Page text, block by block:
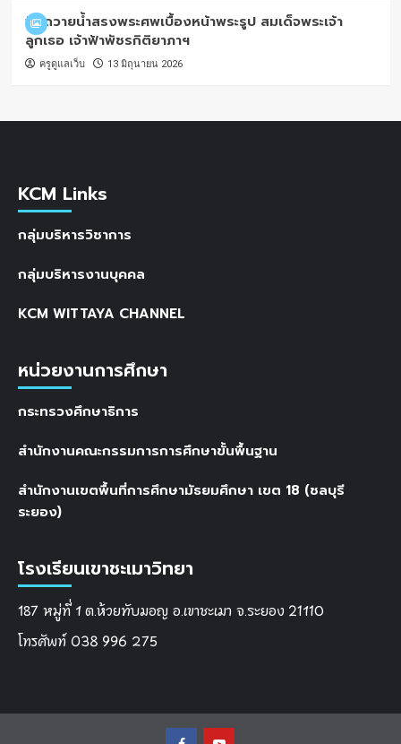
พิธีถวายน้ำสรงพระศพเบื้องหน้าพระรูป สมเด็จพระเจ้า
ลูกเธอ เจ้าฟ้าพัชรกิติยาภาฯ
ครูดูแลเว็บ 13 มิถุนายน 2026
KCM Links
กลุ่มบริหารวิชาการ
กลุ่มบริหารงานบุคคล
KCM WITTAYA CHANNEL
หน่วยงานการศึกษา
กระทรวงศึกษาธิการ
สำนักงานคณะกรรมการการศึกษาขั้นพื้นฐาน
สำนักงานเขตพื้นที่การศึกษามัธยมศึกษา เขต 18 (ชลบุรี
ระยอง)
โรงเรียนเขาชะเมาวิทยา
187 หมู่ที่ 1 ต.ห้วยทับมอญ อ.เขาชะเมา จ.ระยอง 21110
โทรศัพท์ 038 996 275